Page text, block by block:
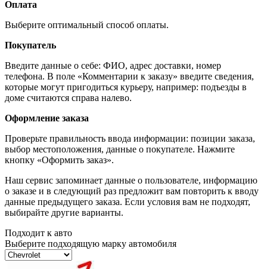
Оплата
Выберите оптимальный способ оплаты.
Покупатель
Введите данные о себе: ФИО, адрес доставки, номер
телефона. В поле «Комментарии к заказу» введите сведения,
которые могут пригодиться курьеру, например: подъезды в
доме считаются справа налево.
Оформление заказа
Проверьте правильность ввода информации: позиции заказа,
выбор местоположения, данные о покупателе. Нажмите
кнопку «Оформить заказ».
Наш сервис запоминает данные о пользователе, информацию
о заказе и в следующий раз предложит вам повторить к вводу
данные предыдущего заказа. Если условия вам не подходят,
выбирайте другие варианты.
Подходит к авто
Выберите подходящую марку автомобиля